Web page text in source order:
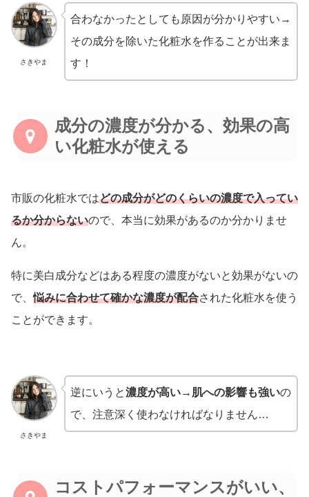
さきやま
合わなかったとしても原因が分かりやすい→
その成分を除いた化粧水を作ることが出来ま
す！
成分の濃度が分かる、効果の高
い化粧水が使える
市販の化粧水ではどの成分がどのくらいの濃度で入ってい
るか分からないので、本当に効果があるのか分かりませ
ん。
特に美白成分などはある程度の濃度がないと効果がないの
で、悩みに合わせて確かな濃度が配合された化粧水を使う
ことができます。
さきやま
逆にいうと濃度が高い→肌への影響も強いの
で、注意深く使わなければなりません…
コストパフォーマンスがいい、